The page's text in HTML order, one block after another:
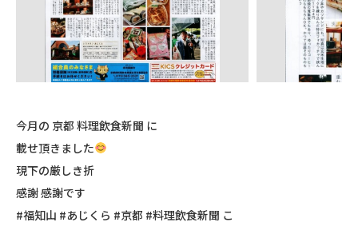
今月の 京都 料理飲食新聞 に
載せ頂きました
現下の厳しき折
感謝 感謝です
#福知山 #あじくら #京都 #料理飲食新聞 こ